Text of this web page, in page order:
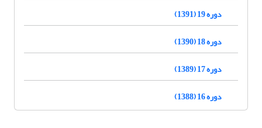
دوره 19 (1391)
دوره 18 (1390)
دوره 17 (1389)
دوره 16 (1388)